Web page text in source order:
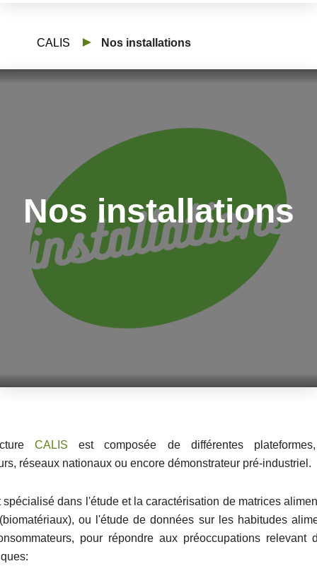
CALIS Nos installations
Nos installations
CALISest composée de différentes
réseaux nationaux ou encore démonstrateur pré-industriel.
spécialisé dans l'étude et la caractérisation de matrices
ou l'étude de données sur les habitudes
pour répondre aux préoccupations relevant